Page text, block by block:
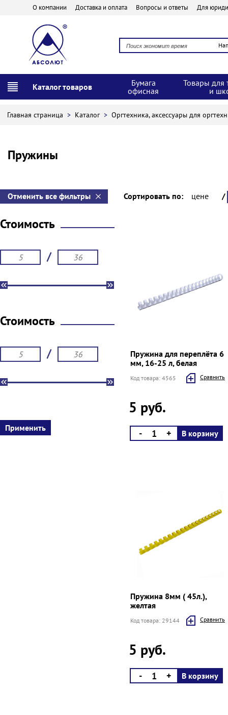
О компании Доставка и оплата Вопросы и ответы Для
Каталог товаров
Бумага
офисная
Товары для
и
Главная страница > Каталог > Оргтехника, аксессуары для
Пружины
Отменить все фильтры Сортировать по: цене /
Стоимость
/
Стоимость
/
Пружина для переплёта 6
мм, 16-25 л, белая
Код товара: 4565 Cравнить
5 руб.
- + В корзину
Пружина 8мм ( 45л.),
желтая
Код товара: 29144 Cравнить
5 руб.
- + В корзину